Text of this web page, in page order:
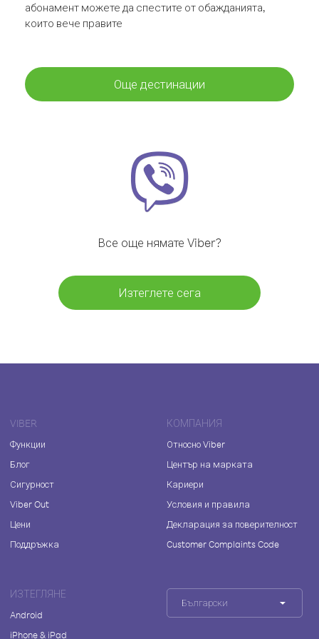
абонамент можете да спестите от обажданията,
които вече правите
Още дестинации
Все още нямате Viber?
Изтеглете сега
VIBER
Функции
Блог
Сигурност
Viber Out
Цени
Поддръжка
КОМПАНИЯ
Относно Viber
Център на марката
Кариери
Условия и правила
Декларация за поверителност
Customer Complaints Code
ИЗТЕГЛЯНЕ
Android
iPhone & iPad
Български